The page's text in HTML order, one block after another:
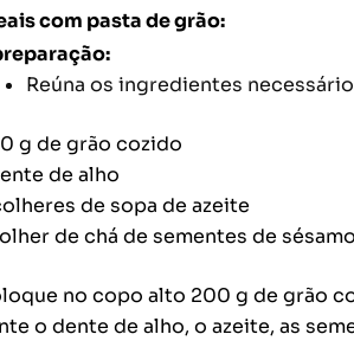
com pasta de grão:
Reúna os ingredientes
g de grão cozido
de alho
de sopa de azeite
de chá de sementes de sésamo
no copo alto 200 g de grão
o dente de alho, o azeite, as